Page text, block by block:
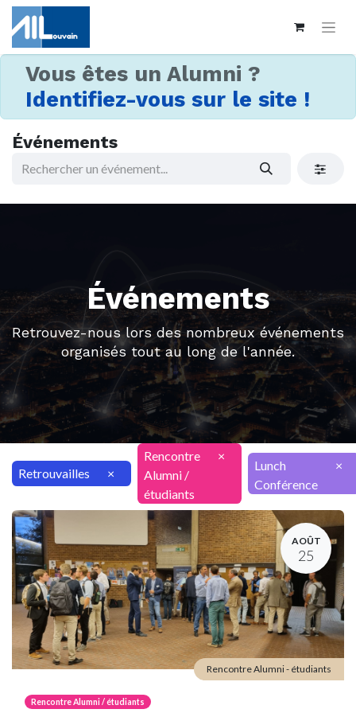
Vous êtes un Alumni ?
Identifiez-vous sur le site !
Événements
Événements
Retrouvez-nous lors des nombreux événements
organisés tout au long de l'année.
Retrouvailles ×
Rencontre
Alumni /
étudiants
×
Lunch
Conférence
×
AOÛT
25
Rencontre Alumni / étudiants
Rencontre Alumni - étudiants